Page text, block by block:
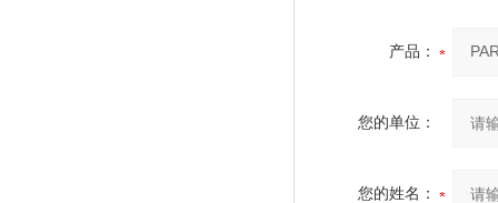
产品：
您的单位：
您的姓名：